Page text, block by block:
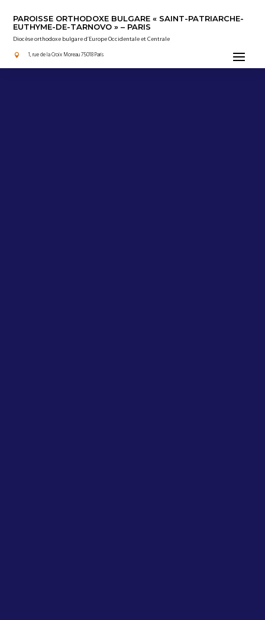
PAROISSE ORTHODOXE BULGARE « SAINT-PATRIARCHE-
EUTHYME-DE-TARNOVO » – PARIS
Diocèse orthodoxe bulgare d’Europe Occidentale et Centrale
 1, rue de la Croix Moreau 75018 Paris